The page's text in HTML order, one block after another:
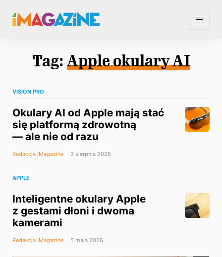
Tag: Apple okulary AI
VISION PRO
Okulary AI od Apple mają stać
się platformą zdrowotną
— ale nie od razu
Redakcja iMagazine 3 sierpnia 2026
APPLE
Inteligentne okulary Apple
z gestami dłoni i dwoma
kamerami
Redakcja iMagazine 5 maja 2026